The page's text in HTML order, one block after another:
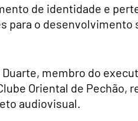
de identidade e
para o desenvolvimento
membro do
Oriental de Pechão,
audiovisual.